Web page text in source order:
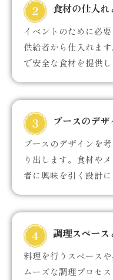
食材の仕入
イベントのために必
供給者から仕入れま
で安全な食材を提供し
ブースのデ
ブースのデザインを
り出します。食材や
者に興味を引く設計に
調理スペー
料理を行うスペース
ムーズな調理プロセ